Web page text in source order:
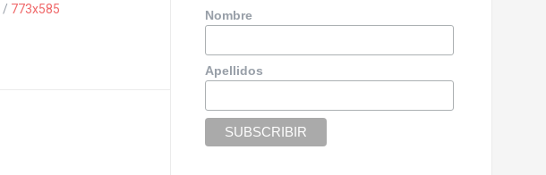
/ 773x585 Nombre
Apellidos